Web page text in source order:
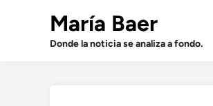
María Baer
Donde la noticia se analiza a fondo.